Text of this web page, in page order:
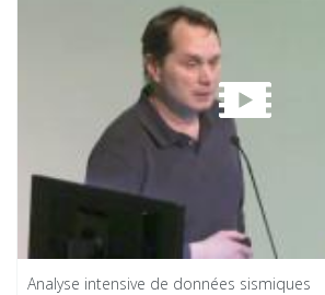
Analyse intensive de données sismiques